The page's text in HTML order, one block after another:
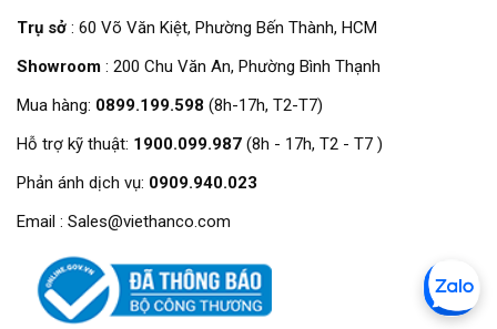
Trụ sở : 60 Võ Văn Kiệt, Phường Bến Thành, HCM
Showroom : 200 Chu Văn An, Phường Bình Thạnh
Mua hàng: 0899.199.598 (8h-17h, T2-T7)
Hỗ trợ kỹ thuật: 1900.099.987 (8h - 17h, T2 - T7 )
Phản ánh dịch vụ: 0909.940.023
Email : Sales@viethanco.com